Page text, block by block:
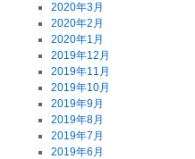
2020年3月
2020年2月
2020年1月
2019年12月
2019年11月
2019年10月
2019年9月
2019年8月
2019年7月
2019年6月